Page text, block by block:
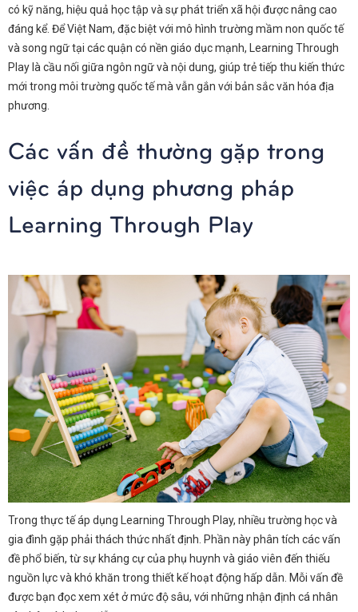
có kỹ năng, hiệu quả học tập và sự phát triển xã hội được nâng cao
đáng kể. Để Việt Nam, đặc biệt với mô hình trường mầm non quốc tế
và song ngữ tại các quận có nền giáo dục mạnh, Learning Through
Play là cầu nối giữa ngôn ngữ và nội dung, giúp trẻ tiếp thu kiến thức
mới trong môi trường quốc tế mà vẫn gắn với bản sắc văn hóa địa
phương.
Các vấn đề thường gặp trong
việc áp dụng phương pháp
Learning Through Play
Trong thực tế áp dụng Learning Through Play, nhiều trường học và
gia đình gặp phải thách thức nhất định. Phần này phân tích các vấn
đề phổ biến, từ sự kháng cự của phụ huynh và giáo viên đến thiếu
nguồn lực và khó khăn trong thiết kế hoạt động hấp dẫn. Mỗi vấn đề
được bạn đọc xem xét ở mức độ sâu, với những nhận định cá nhân